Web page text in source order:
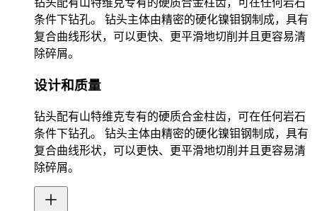
钻头配有山特维克专有的硬质合金柱齿，可在任何岩石
条件下钻孔。 钻头主体由精密的硬化镍钼钢制成，具有
复合曲线形状，可以更快、更平滑地切削并且更容易清
除碎屑。
设计和质量
钻头配有山特维克专有的硬质合金柱齿，可在任何岩石
条件下钻孔。 钻头主体由精密的硬化镍钼钢制成，具有
复合曲线形状，可以更快、更平滑地切削并且更容易清
除碎屑。